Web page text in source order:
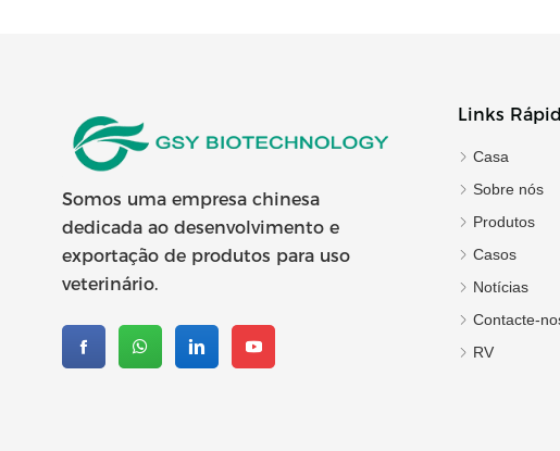
Somos uma empresa chinesa
dedicada ao desenvolvimento e
exportação de produtos para uso
veterinário.
Links
Casa
Sobre nós
Produtos
Casos
Notícias
Contacte-
RV